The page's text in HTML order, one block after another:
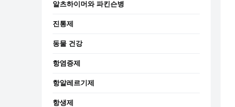
알츠하이머와 파킨슨병
진통제
동물 건강
항염증제
항알레르기제
항생제